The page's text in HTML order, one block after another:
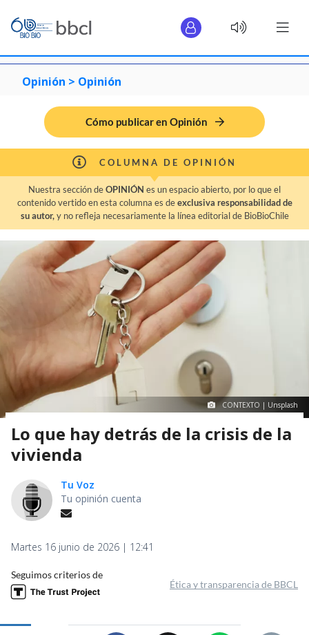
Opinión > Opinión
Cómo publicar en Opinión
COLUMNA DE OPINIÓN
Nuestra sección deOPINIÓN es un espacio abierto, por lo que el
contenido vertido en esta columna es deexclusiva responsabilidad de
su autor,y no refleja necesariamente la línea editorial de BioBioChile
CONTEXTO | Unsplash
Lo que hay detrás de la crisis de la
vivienda
Tu Voz
Tu opinión cuenta
Martes 16 junio de 2026 | 12:41
Seguimos criterios de
Ética y transparencia de BBCL